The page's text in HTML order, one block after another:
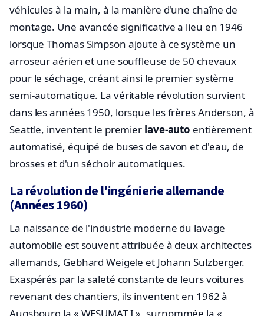
véhicules à la main, à la manière d'une chaîne de
montage. Une avancée significative a lieu en 1946
lorsque Thomas Simpson ajoute à ce système un
arroseur aérien et une souffleuse de 50 chevaux
pour le séchage, créant ainsi le premier système
semi-automatique. La véritable révolution survient
dans les années 1950, lorsque les frères Anderson, à
Seattle, inventent le premier lave-auto entièrement
automatisé, équipé de buses de savon et d'eau, de
brosses et d'un séchoir automatiques.
La révolution de l'ingénierie allemande
(Années 1960)
La naissance de l'industrie moderne du lavage
automobile est souvent attribuée à deux architectes
allemands, Gebhard Weigele et Johann Sulzberger.
Exaspérés par la saleté constante de leurs voitures
revenant des chantiers, ils inventent en 1962 à